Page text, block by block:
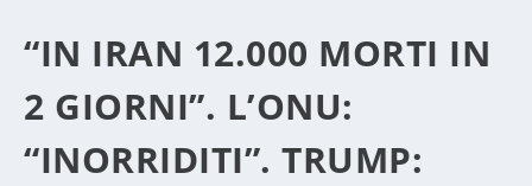
“IN IRAN 12.000 MORTI IN
2 GIORNI”. L’ONU:
“INORRIDITI”. TRUMP: